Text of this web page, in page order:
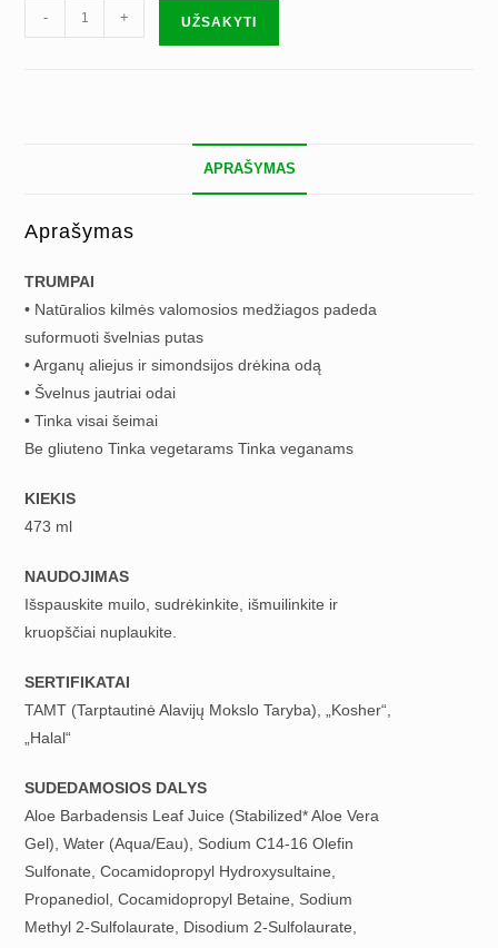
produkto
kiekis:
- + UŽSAKYTI
APRAŠYMAS
Aprašymas
TRUMPAI
• Natūralios kilmės valomosios medžiagos padeda
suformuoti švelnias putas
• Arganų aliejus ir simondsijos drėkina odą
• Švelnus jautriai odai
• Tinka visai šeimai
Be gliuteno Tinka vegetarams Tinka veganams
KIEKIS
473 ml
NAUDOJIMAS
Išspauskite muilo, sudrėkinkite, išmuilinkite ir
kruopščiai nuplaukite.
SERTIFIKATAI
TAMT (Tarptautinė Alavijų Mokslo Taryba), „Kosher“,
„Halal“
SUDEDAMOSIOS DALYS
Aloe Barbadensis Leaf Juice (Stabilized* Aloe Vera
Gel), Water (Aqua/Eau), Sodium C14-16 Olefin
Sulfonate, Cocamidopropyl Hydroxysultaine,
Propanediol, Cocamidopropyl Betaine, Sodium
Methyl 2-Sulfolaurate, Disodium 2-Sulfolaurate,